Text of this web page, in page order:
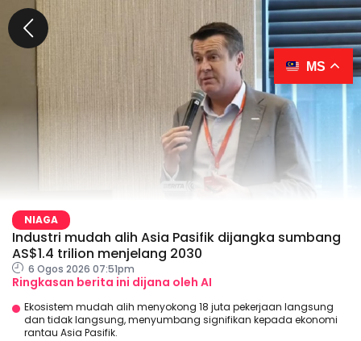
NIAGA
Industri mudah alih Asia Pasifik dijangka sumbang
AS$1.4 trilion menjelang 2030
6 Ogos 2026 07:51pm
Ringkasan berita ini dijana oleh AI
Ekosistem mudah alih menyokong 18 juta pekerjaan langsung
dan tidak langsung, menyumbang signifikan kepada ekonomi
rantau Asia Pasifik.
MS